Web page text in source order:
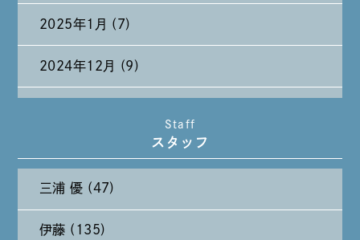
2025年1月 (7)
2024年12月 (9)
2024年9月 (11)
2024年8月 (11)
Staff
スタッフ
三浦 優 (47)
伊藤 (135)